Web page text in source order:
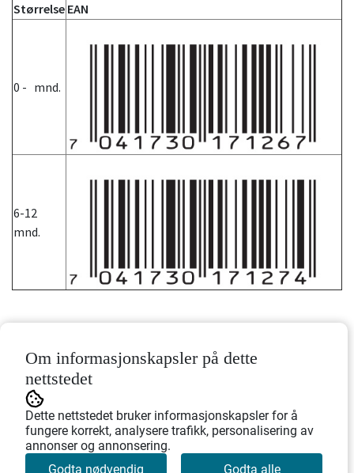
Størrelse EAN
0 - mnd.
6-12
mnd.
Om informasjonskapsler på dette
nettstedet
Dette nettstedet bruker informasjonskapsler for å
fungere korrekt, analysere trafikk, personalisering av
annonser og annonsering.
Godta nødvendig
Godta alle